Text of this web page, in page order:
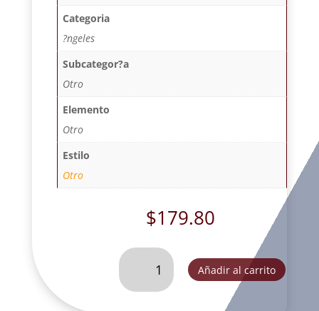
Categoria
?ngeles
Subcategor?a
Otro
Elemento
Otro
Estilo
Otro
$179.80
ARCANGEL
MED.
Añadir al carrito